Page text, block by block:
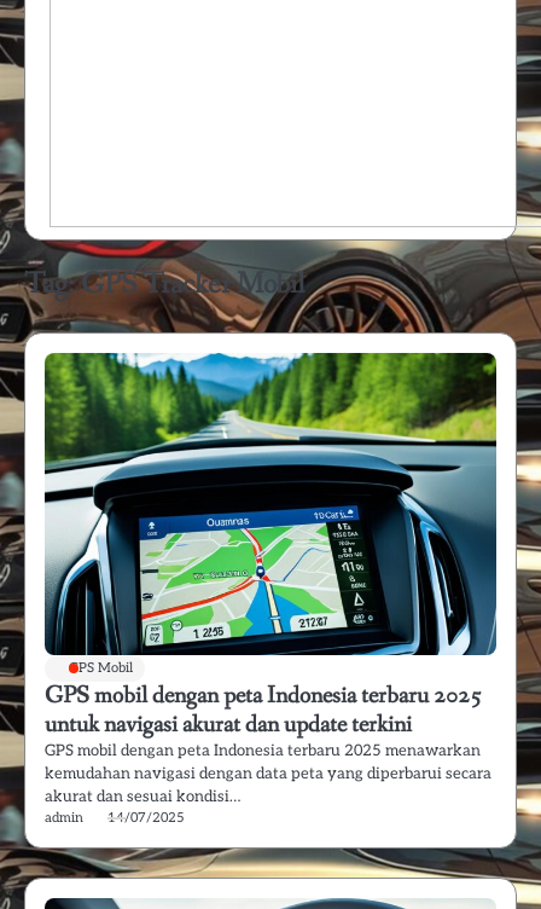
Tag:GPS Tracker Mobil
GPS Mobil
GPS mobil dengan peta Indonesia terbaru 2025
untuk navigasi akurat dan update terkini
GPS mobil dengan peta Indonesia terbaru 2025 menawarkan
kemudahan navigasi dengan data peta yang diperbarui secara
akurat dan sesuai kondisi…
admin 14/07/2025